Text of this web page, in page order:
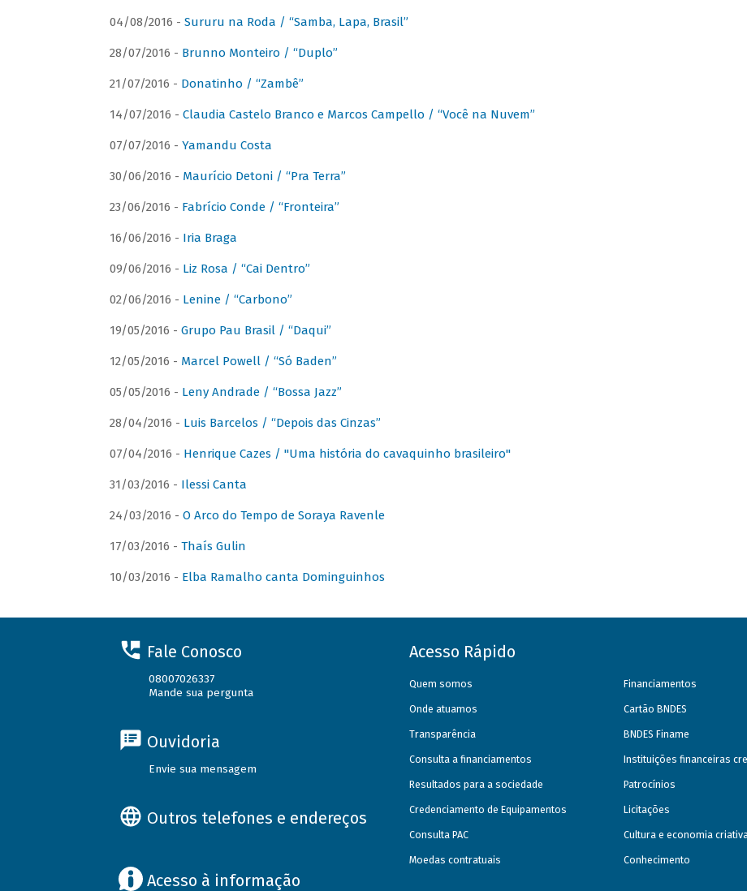
04/08/2016 - Sururu na Roda / “Samba, Lapa, Brasil”
28/07/2016 - Brunno Monteiro / “Duplo”
21/07/2016 - Donatinho / “Zambê”
14/07/2016 - Claudia Castelo Branco e Marcos Campello / “Você na Nuvem”
07/07/2016 - Yamandu Costa
30/06/2016 - Maurício Detoni / “Pra Terra”
23/06/2016 - Fabrício Conde / “Fronteira”
16/06/2016 - Iria Braga
09/06/2016 - Liz Rosa / “Cai Dentro”
02/06/2016 - Lenine / “Carbono”
19/05/2016 - Grupo Pau Brasil / “Daqui”
12/05/2016 - Marcel Powell / “Só Baden”
05/05/2016 - Leny Andrade / “Bossa Jazz”
28/04/2016 - Luis Barcelos / “Depois das Cinzas”
07/04/2016 - Henrique Cazes / "Uma história do cavaquinho brasileiro"
31/03/2016 - Ilessi Canta
24/03/2016 - O Arco do Tempo de Soraya Ravenle
17/03/2016 - Thaís Gulin
10/03/2016 - Elba Ramalho canta Dominguinhos
Fale Conosco
08007026337
Mande sua pergunta
Ouvidoria
Envie sua mensagem
Outros telefones e endereços
Acesso à informação
Acesso Rápido
Quem somos
Onde atuamos
Transparência
Consulta a financiamentos
Resultados para a sociedade
Credenciamento de Equipamentos
Consulta PAC
Moedas contratuais
Financiamentos
Cartão BNDES
BNDES Finame
Instituições financeiras
Patrocínios
Licitações
Cultura e economia
Conhecimento